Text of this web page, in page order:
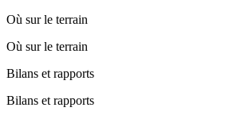
Où sur le terrain
Où sur le terrain
Bilans et rapports
Bilans et rapports